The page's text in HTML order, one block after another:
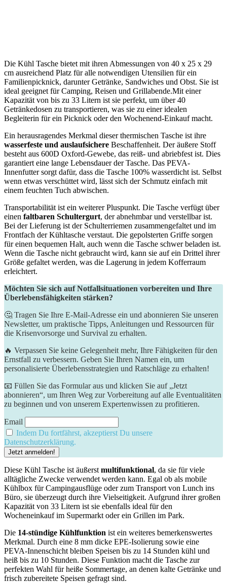
Die Kühl⁣ Tasche bietet⁤ mit‍ ihren Abmessungen von⁣ 40 x 25 x 29⁤
cm ausreichend Platz für⁣ alle notwendigen Utensilien für ein
Familienpicknick, darunter⁣ Getränke, Sandwiches und ‌Obst.‍ Sie ist
ideal geeignet für Camping, ‍Reisen und⁣ Grillabende.Mit einer
Kapazität von bis zu 33 Litern ist sie ‍perfekt, um über 40
Getränkedosen zu‍ transportieren, was sie ​zu einer idealen
Begleiterin für ein Picknick oder den Wochenend-Einkauf macht.
Ein herausragendes ​Merkmal⁤ dieser thermischen Tasche ist ihre
wasserfeste und auslaufsichere Beschaffenheit. Der ⁣äußere Stoff
besteht aus 600D Oxford-Gewebe, das reiß- und abriebfest ist. Dies‍
garantiert eine lange​ Lebensdauer der Tasche. Das PEVA-
Innenfutter sorgt dafür, dass die Tasche 100% wasserdicht ist. Selbst
wenn etwas verschüttet wird, lässt sich der Schmutz einfach mit
einem feuchten Tuch abwischen.
Transportabilität ist ein ‍weiterer Pluspunkt. Die Tasche verfügt über
einen faltbaren Schultergurt, der abnehmbar und‌ verstellbar ist.‌
Bei der ‌Lieferung ist der Schulterriemen zusammengefaltet​ und im
Frontfach⁣ der ​Kühltasche verstaut. Die gepolsterten Griffe sorgen
für einen bequemen Halt, auch wenn die Tasche schwer beladen ist.⁣
Wenn die Tasche nicht gebraucht⁣ wird,⁣ kann sie‌ auf ein Drittel ihrer
Größe ​gefaltet werden, was ‌die⁢ Lagerung in jedem Kofferraum
erleichtert.
Möchten Sie sich auf Notfallsituationen vorbereiten und Ihre
Überlebensfähigkeiten stärken?
🤔 Tragen Sie Ihre E-Mail-Adresse ein und abonnieren Sie unseren
Newsletter, um praktische Tipps, Anleitungen und Ressourcen für
die Krisenvorsorge und Survival zu erhalten.
🔥 Verpassen Sie keine Gelegenheit mehr, Ihre Fähigkeiten für den
Ernstfall zu verbessern. Geben Sie Ihren Namen ein, um
personalisierte Überlebensstrategien und Ratschläge zu erhalten!
📧 Füllen Sie das Formular aus und klicken Sie auf „Jetzt
abonnieren“, um Ihren Weg zur Vorbereitung auf alle Eventualitäten
zu beginnen und von unserem Expertenwissen zu profitieren.
Email
Indem Du fortfährst, akzeptierst Du unsere
Datenschutzerklärung.
Diese Kühl Tasche ist äußerst multifunktional, da ‍sie für viele
alltägliche Zwecke⁣ verwendet werden ⁢kann. Egal ob⁤ als mobile
Kühlbox⁤ für Campingausflüge oder⁣ zum Transport von Lunch ins
Büro, sie überzeugt‍ durch ihre⁢ Vielseitigkeit.⁣ Aufgrund ihrer​ großen
Kapazität von 33​ Litern ist sie ebenfalls ideal⁣ für den
Wocheneinkauf im Supermarkt oder ein Grillen ‍im Park.
Die‌ 14-stündige Kühlfunktion ist ​ein ‍weiteres bemerkenswertes
Merkmal.​ Durch eine ‌8‍ mm dicke EPE-Isolierung sowie ⁤eine
PEVA-Innenschicht‍ bleiben Speisen​ bis zu 14 Stunden kühl und
heiß bis zu 10⁤ Stunden. Diese Funktion macht​ die Tasche zur
perfekten Wahl für heiße Sommertage, an denen kalte Getränke und
⁤frisch zubereitete Speisen⁢ gefragt‌ sind.